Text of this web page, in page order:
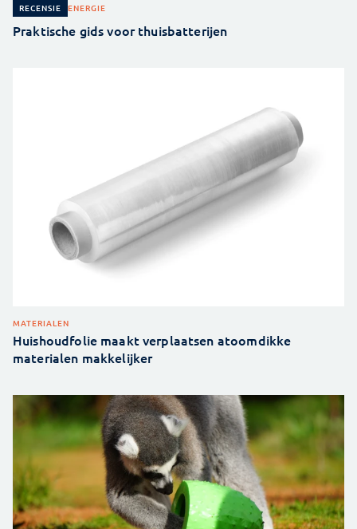
RECENSIE ENERGIE
Praktische gids voor thuisbatterijen
MATERIALEN
Huishoudfolie maakt verplaatsen atoomdikke
materialen makkelijker